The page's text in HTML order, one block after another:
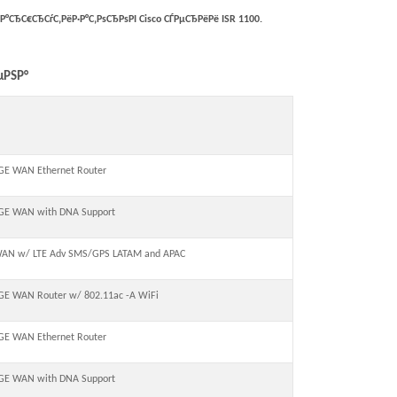
Cisco СЃРµСЂРёРё ISR 1100.
WAN Ethernet Router
WAN with DNA Support
w/ LTE Adv SMS/GPS LATAM and APAC
WAN Router w/ 802.11ac -A WiFi
WAN Ethernet Router
WAN with DNA Support